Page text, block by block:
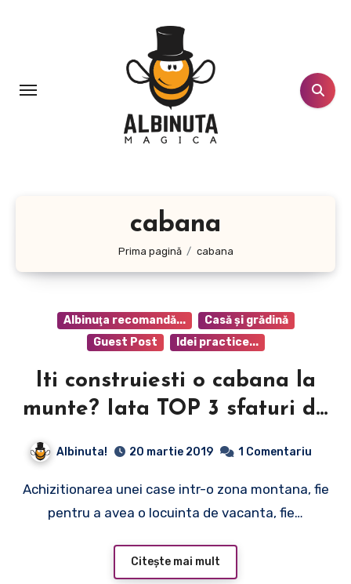
cabana
Prima pagină cabana
Albinuţa recomandă...
Casă şi grădină
Guest Post
Idei practice...
Iti construiesti o cabana la
munte? Iata TOP 3 sfaturi de
Albinuta! 20 martie 2019 1 Comentariu
Achizitionarea unei case intr-o zona montana, fie
pentru a avea o locuinta de vacanta, fie…
Citește mai mult